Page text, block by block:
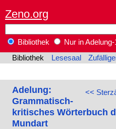
Zeno.org
Bibliothek
Nur in
Bibliothek
Lesesaal
<<
Adelung:
Grammatisch-
kritisches Wörterbuch
Mundart